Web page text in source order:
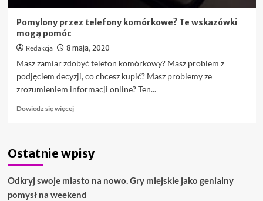
Pomylony przez telefony komórkowe? Te wskazówki
mogą pomóc
Redakcja 8 maja, 2020
Masz zamiar zdobyć telefon komórkowy? Masz problem z
podjęciem decyzji, co chcesz kupić? Masz problemy ze
zrozumieniem informacji online? Ten...
Dowiedz się więcejDowiedz
Pomylony
przez
komórkowe?
Te
Ostatnie wpisy
Odkryj swoje miasto na nowo. Gry miejskie jako genialny
pomysł na weekend